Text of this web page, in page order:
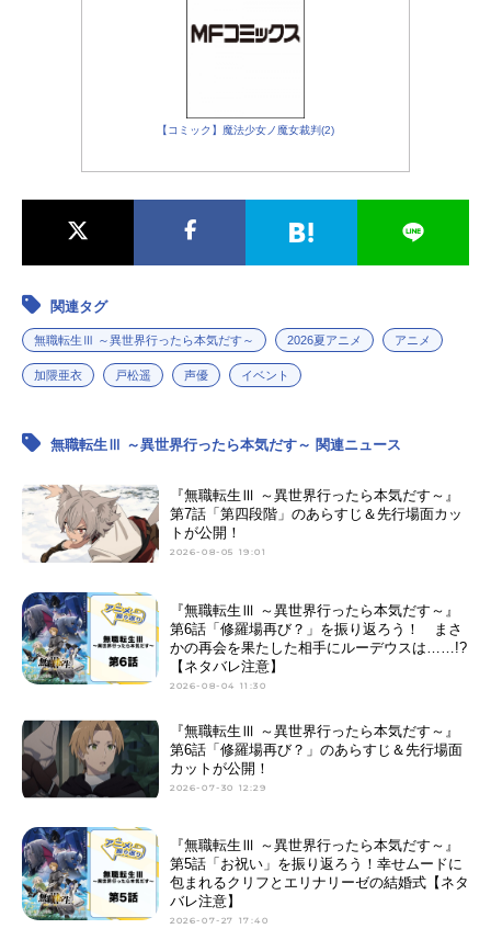
戸松遥
オーベール・コルベット：小西克幸
レイダ・リィア：横尾まり
オルステッド：津田健次郎
【コミック】魔法少女ノ魔女裁判(2)
関連タグ
無職転生Ⅲ ～異世界行ったら本気だす～ 2026夏アニメ アニメ
加隈亜衣 戸松遥 声優 イベント
無職転生Ⅲ ～異世界行ったら本気だす～ 関連ニュース
『無職転生Ⅲ ～異世界行ったら本気だす～』
第7話「第四段階」のあらすじ＆先行場面カッ
トが公開！
2026-08-05 19:01
『無職転生Ⅲ ～異世界行ったら本気だす～』
第6話「修羅場再び？」を振り返ろう！ まさ
かの再会を果たした相手にルーデウスは……!?
【ネタバレ注意】
2026-08-04 11:30
『無職転生Ⅲ ～異世界行ったら本気だす～』
第6話「修羅場再び？」のあらすじ＆先行場面
カットが公開！
2026-07-30 12:29
『無職転生Ⅲ ～異世界行ったら本気だす～』
第5話「お祝い」を振り返ろう！幸せムードに
包まれるクリフとエリナリーゼの結婚式【ネタ
バレ注意】
2026-07-27 17:40